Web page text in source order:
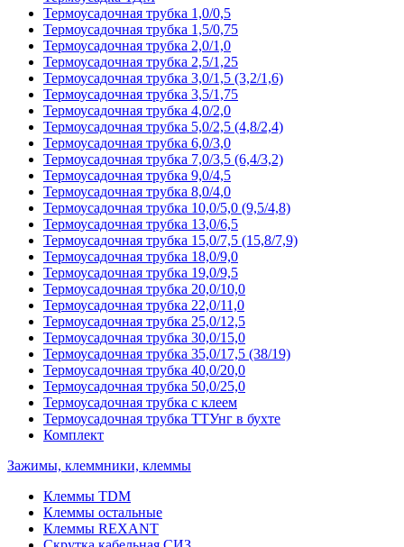
Термоусадочная трубка 1,0/0,5
Термоусадочная трубка 1,5/0,75
Термоусадочная трубка 2,0/1,0
Термоусадочная трубка 2,5/1,25
Термоусадочная трубка 3,0/1,5 (3,2/1,6)
Термоусадочная трубка 3,5/1,75
Термоусадочная трубка 4,0/2,0
Термоусадочная трубка 5,0/2,5 (4,8/2,4)
Термоусадочная трубка 6,0/3,0
Термоусадочная трубка 7,0/3,5 (6,4/3,2)
Термоусадочная трубка 9,0/4,5
Термоусадочная трубка 8,0/4,0
Термоусадочная трубка 10,0/5,0 (9,5/4,8)
Термоусадочная трубка 13,0/6,5
Термоусадочная трубка 15,0/7,5 (15,8/7,9)
Термоусадочная трубка 18,0/9,0
Термоусадочная трубка 19,0/9,5
Термоусадочная трубка 20,0/10,0
Термоусадочная трубка 22,0/11,0
Термоусадочная трубка 25,0/12,5
Термоусадочная трубка 30,0/15,0
Термоусадочная трубка 35,0/17,5 (38/19)
Термоусадочная трубка 40,0/20,0
Термоусадочная трубка 50,0/25,0
Термоусадочная трубка с клеем
Термоусадочная трубка ТТУнг в бухте
Комплект
Зажимы, клеммники, клеммы
Клеммы TDM
Клеммы остальные
Клеммы REXANT